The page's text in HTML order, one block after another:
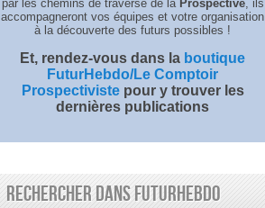
par les chemins de traverse de la Prospective, ils
accompagneront vos équipes et votre organisation
à la découverte des futurs possibles !
Et, rendez-vous dans la boutique
FuturHebdo/Le Comptoir
Prospectivistepour y trouver les
dernières publications
Rechercher dans FuturHebdo